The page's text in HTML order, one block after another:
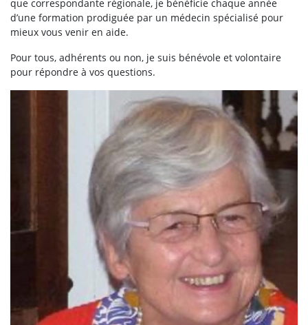
que correspondante régionale, je bénéficie chaque année
d’une formation prodiguée par un médecin spécialisé pour
mieux vous venir en aide.
Pour tous, adhérents ou non, je suis bénévole et volontaire
pour répondre à vos questions.